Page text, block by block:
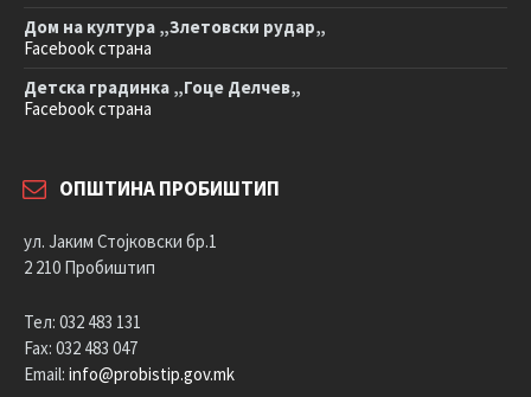
Дом на култура „Злетовски рудар„
Facebook страна
Детска градинка „Гоце Делчев„
Facebook страна
ОПШТИНА ПРОБИШТИП
ул. Јаким Стојковски бр.1
2 210 Пробиштип
Тел: 032 483 131
Fax: 032 483 047
Email: info@probistip.gov.mk